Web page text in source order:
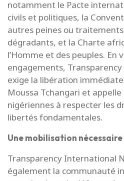
notamment le Pacte
civils et politiques, la
autres peines ou
dégradants, et la Charte
l’Homme et des peuples. En
engagements,
exige la libération
Moussa Tchangari et
nigériennes à respecter les
libertés fondamentales.
Une mobilisation nécessaire
Transparency International
également la communauté